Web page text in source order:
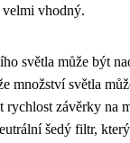
vhodný.
světla může být
množství světla
závěrky na
šedý filtr,